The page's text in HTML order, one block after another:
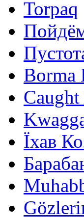
Torpaq
Borma
Їхав